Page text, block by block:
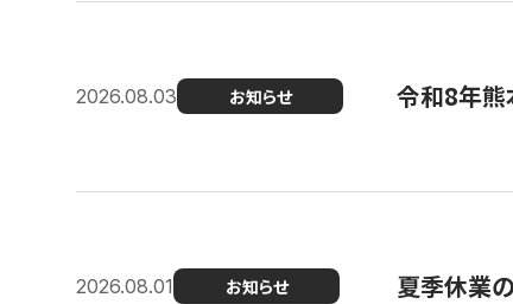
2026.08.03 お知らせ 令和8年熊
2026.08.01 お知らせ 夏季休業